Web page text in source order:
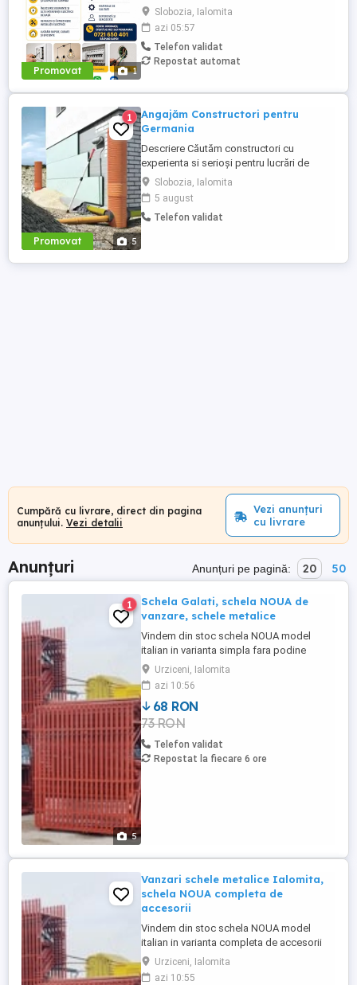
Promovat 1
Servicii oferite: Înlocuire prize și
întrerupătoare Montaj lustre, aplice și
corpuri de iluminat Înlocuire siguranțe
automate Remediere defecțiuni electrice
minore Verificare și întreținere instalații
Slobozia, Ialomita
azi 05:57
Telefon validat
Repostat automat
Promovat 5
1
Angajăm Constructori pentru
Germania
Descriere Căutăm constructori cu
experienta si serioși pentru lucrări de
constructie în Germania, atat calificati cat
si ajutor ucenic ! Lucrări: Termoizolatii
Fatade Polistiren, Renovari interioare,
Placari Klinker, Zidarii Oferim: salariu
Slobozia, Ialomita
5 august
Telefon validat
Cumpără cu livrare, direct din pagina
anunțului. Vezi detalii
Vezi anunțuri
cu livrare
Anunțuri Anunțuri pe pagină: 20 50
5
1
Schela Galati, schela NOUA de
vanzare, schele metalice
Vindem din stoc schela NOUA model
italian in varianta simpla fara podine
zincate la 13,50 euro mp + tva. Pret schela
noua in varianta cu o podina pe interval
18,50 euro mp + tva ( 1 H, 1 diagonala, 2
orizontale, 1 podina zincata) Livram
schela metalica in Galati si zona limitrofa
IN FUNCTIE DE CANTITATEA ...
Urziceni, Ialomita
azi 10:56
68 RON
73 RON
Telefon validat
Repostat la fiecare 6 ore
Vanzari schele metalice Ialomita,
schela NOUA completa de
accesorii
Vindem din stoc schela NOUA model
italian in varianta completa de accesorii
de montaj! Livram schela metalica in
Ialomita si zona limitrofa. Schela metalica
Urziceni, Ialomita
azi 10:55